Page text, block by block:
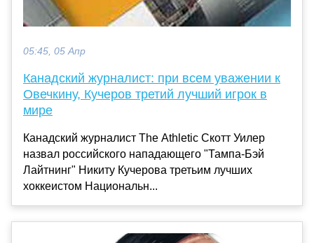
05:45, 05 Апр
Канадский журналист: при всем уважении к
Овечкину, Кучеров третий лучший игрок в
мире
Канадский журналист The Athletic Скотт Уилер
назвал российского нападающего "Тампа-Бэй
Лайтнинг" Никиту Кучерова третьим лучших
хоккеистом Национальн...